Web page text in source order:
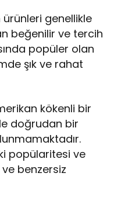
ürünleri genellikle
beğenilir ve tercih
popüler olan
şık ve rahat
kökenli bir
doğrudan bir
popülaritesi ve
ve benzersiz